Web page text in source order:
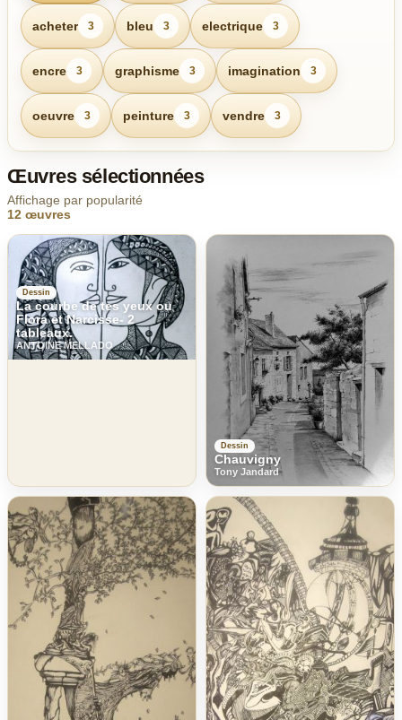
acheter 3 bleu 3 electrique 3
encre 3 graphisme 3 imagination 3
oeuvre 3 peinture 3 vendre 3
Œuvres sélectionnées
Affichage par popularité
12 œuvres
Dessin
La courbe de tes yeux ou
Flora et Narcisse- 2
tableaux.
ANTOINE MELLADO
Dessin
Chauvigny
Tony Jandard